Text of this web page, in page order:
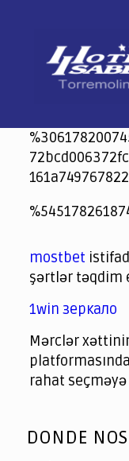
jeetcity
1xbet
jeet city casino
spintiger
Avabet
Spinrise
Crown Green
Crowngreen
슈가 러쉬1000
crazy time
parimatch.kr
winorio
winorio casino
winorio
mostbet
şərtlər təqdim
1win зеркало
Mərclər
rahat
of
DONDE